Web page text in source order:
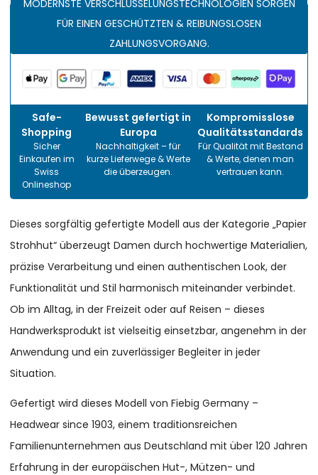
MODERNSTE VERSCHLÜSSELUNGSTECHNOLOGIEN SORGEN
FÜR EINEN GESCHÜTZTEN & REIBUNGSLOSEN
ZAHLUNGSVORGANG.
Safe-
Shopping
Sicher
Einkaufen im
Swiss
Onlineshop
Bewusst gefertigt in
Europa
Nachhaltigkeit – für
kurze Lieferwege & Werte
die überzeugen.
Kompromisslose
Qualitätsstandards
Für Qualität mit Bestand
& Werte, denen man
vertrauen kann.
Dieses sorgfältig gefertigte Modell aus der Kategorie „Papier
Strohhut“ überzeugt Damen durch hochwertige Materialien,
präzise Verarbeitung und einen authentischen Look, der
Funktionalität und Stil harmonisch miteinander verbindet.
Ob im Alltag, in der Freizeit oder auf Reisen – dieses
Handwerksprodukt ist vielseitig einsetzbar, angenehm in der
Anwendung und ein zuverlässiger Begleiter in jeder
Situation.
Gefertigt wird dieses Modell von Fiebig Germany –
Headwear since 1903, einem traditionsreichen
Familienunternehmen aus Deutschland mit über 120 Jahren
Erfahrung in der europäischen Hut-, Mützen- und